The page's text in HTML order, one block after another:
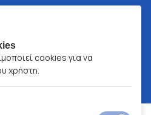
cookies για να
χρήστη.